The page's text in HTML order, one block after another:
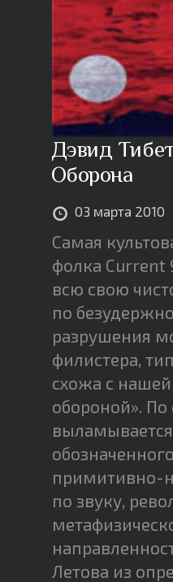
Дэвид
Оборона
03 марта 2010
Самая
фолка Current
всю свою
по
разрушения
филистера,
схожа с
обороной». По
примитивно-
по звуку,
Летова из